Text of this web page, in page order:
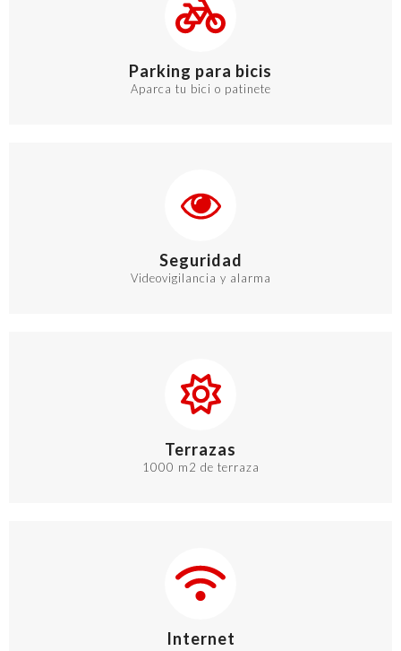
Parking para bicis
Aparca tu bici o patinete
Seguridad
Videovigilancia y alarma
Terrazas
1000 m2 de terraza
Internet